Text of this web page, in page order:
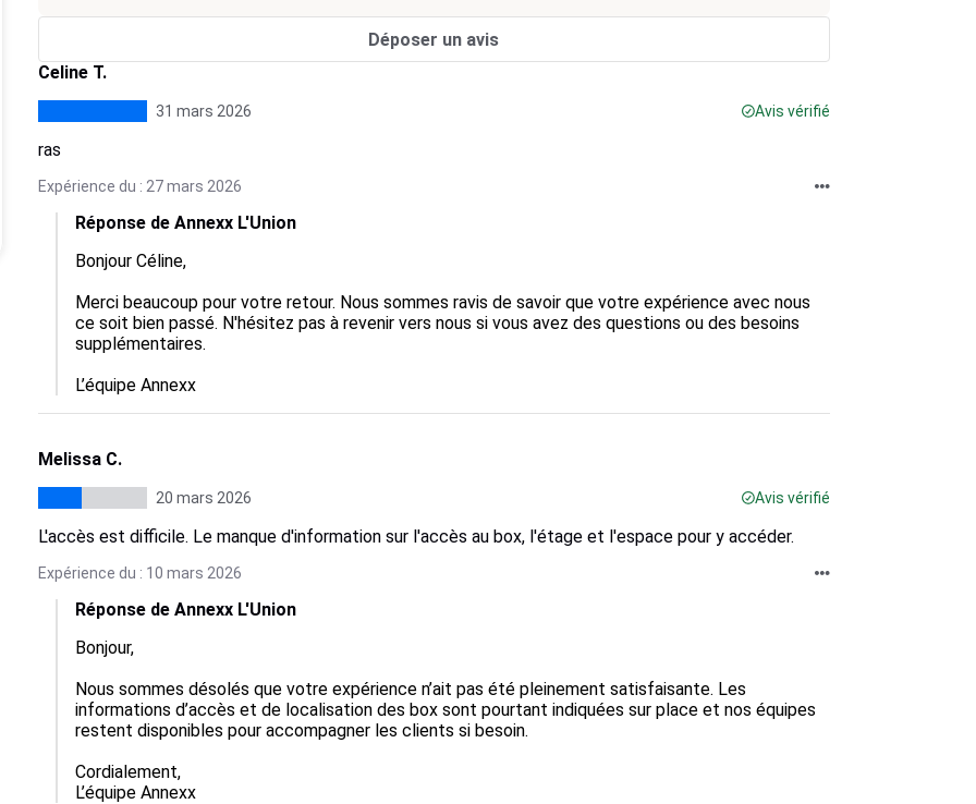
Déposer un avis
Celine T.
31 mars 2026 Avis vérifié
ras
Expérience du : 27 mars 2026
Réponse de Annexx L'Union
Bonjour Céline,
Merci beaucoup pour votre retour. Nous sommes ravis de savoir que votre expérience avec nous
ce soit bien passé. N'hésitez pas à revenir vers nous si vous avez des questions ou des besoins
supplémentaires.
L’équipe Annexx
Melissa C.
20 mars 2026 Avis vérifié
L'accès est difficile. Le manque d'information sur l'accès au box, l'étage et l'espace pour y accéder.
Expérience du : 10 mars 2026
Réponse de Annexx L'Union
Bonjour,
Nous sommes désolés que votre expérience n’ait pas été pleinement satisfaisante. Les
informations d’accès et de localisation des box sont pourtant indiquées sur place et nos équipes
restent disponibles pour accompagner les clients si besoin.
Cordialement,
L’équipe Annexx